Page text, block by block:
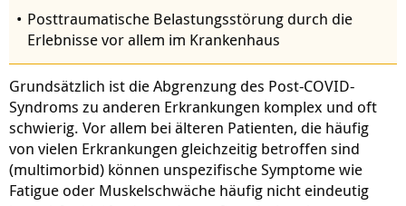
Posttraumatische Belastungsstörung durch die
Erlebnisse vor allem im Krankenhaus
Grundsätzlich ist die Abgrenzung des Post-COVID-
Syndroms zu anderen Erkrankungen komplex und oft
schwierig. Vor allem bei älteren Patienten, die häufig
von vielen Erkrankungen gleichzeitig betroffen sind
(multimorbid) können unspezifische Symptome wie
Fatigue oder Muskelschwäche häufig nicht eindeutig